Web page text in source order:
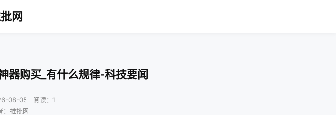
网
器购买_有什么规律-科技要闻
08-05｜阅读：1
：推批网